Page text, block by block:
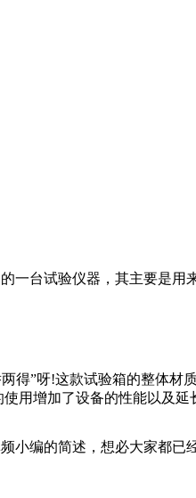
一台试验仪器，其主要是
得”呀!这款试验箱的整体材
用增加了设备的性能以及延
小编的简述，想必大家都已